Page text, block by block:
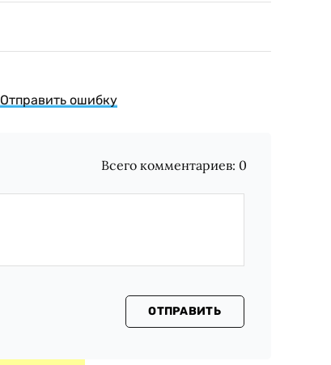
Отправить ошибку
Всего комментариев: 0
ОТПРАВИТЬ